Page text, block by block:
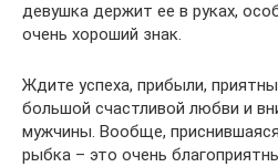
девушка держит ее в руках,
очень хороший знак.
Ждите успеха, прибыли,
большой счастливой любви и
мужчины. Вообще,
рыбка – это очень